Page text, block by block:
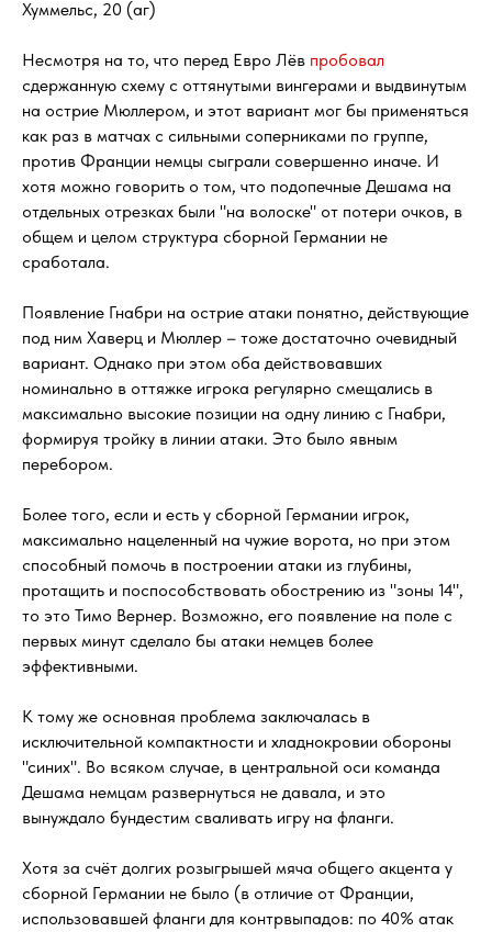
Хуммельс, 20 (аг)
Несмотря на то, что перед Евро Лёв пробовал
сдержанную схему с оттянутыми вингерами и выдвинутым
на острие Мюллером, и этот вариант мог бы применяться
как раз в матчах с сильными соперниками по группе,
против Франции немцы сыграли совершенно иначе. И
хотя можно говорить о том, что подопечные Дешама на
отдельных отрезках были "на волоске" от потери очков, в
общем и целом структура сборной Германии не
сработала.
Появление Гнабри на острие атаки понятно, действующие
под ним Хаверц и Мюллер – тоже достаточно очевидный
вариант. Однако при этом оба действовавших
номинально в оттяжке игрока регулярно смещались в
максимально высокие позиции на одну линию с Гнабри,
формируя тройку в линии атаки. Это было явным
перебором.
Более того, если и есть у сборной Германии игрок,
максимально нацеленный на чужие ворота, но при этом
способный помочь в построении атаки из глубины,
протащить и поспособствовать обострению из "зоны 14",
то это Тимо Вернер. Возможно, его появление на поле с
первых минут сделало бы атаки немцев более
эффективными.
К тому же основная проблема заключалась в
исключительной компактности и хладнокровии обороны
"синих". Во всяком случае, в центральной оси команда
Дешама немцам развернуться не давала, и это
вынуждало бундестим сваливать игру на фланги.
Хотя за счёт долгих розыгрышей мяча общего акцента у
сборной Германии не было (в отличие от Франции,
использовавшей фланги для контрвыпадов: по 40% атак